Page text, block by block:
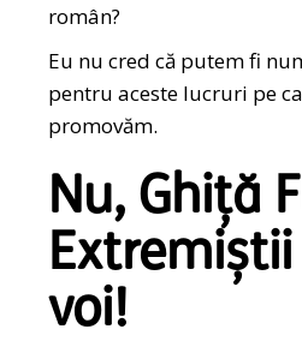
român?
Eu nu cred că putem fi
pentru aceste lucruri pe
promovăm.
Nu, Ghiță
voi!